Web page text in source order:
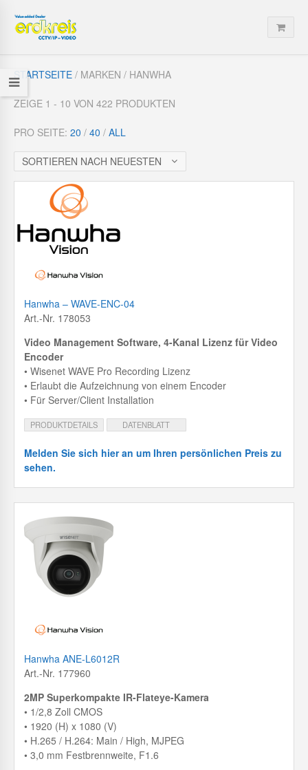
STARTSEITE / MARKEN / HANWHA
ZEIGE 1 - 10 VON 422 PRODUKTEN
PRO SEITE: 20 / 40 / ALL
SORTIEREN NACH NEUESTEN
Hanwha – WAVE-ENC-04
Art.-Nr. 178053
Video Management Software, 4-Kanal Lizenz für Video
Encoder
• Wisenet WAVE Pro Recording Lizenz
• Erlaubt die Aufzeichnung von einem Encoder
• Für Server/Client Installation
PRODUKTDETAILS DATENBLATT
Melden Sie sich hier an um Ihren persönlichen Preis zu
sehen.
Hanwha ANE-L6012R
Art.-Nr. 177960
2MP Superkompakte IR-Flateye-Kamera
• 1/2,8 Zoll CMOS
• 1920 (H) x 1080 (V)
• H.265 / H.264: Main / High, MJPEG
• 3,0 mm Festbrennweite, F1.6